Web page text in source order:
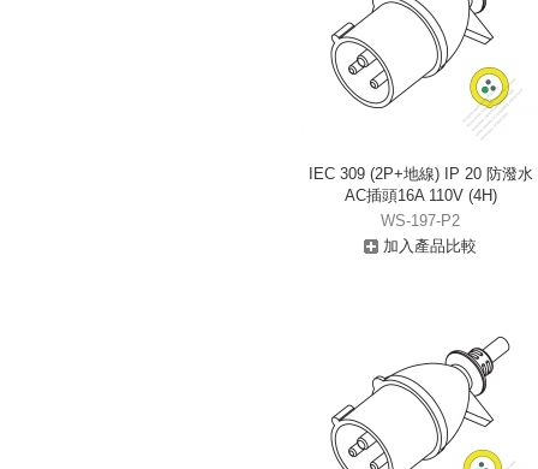
IEC 309 (2P+地線) IP 20 防潑水
AC插頭16A 110V (4H)
WS-197-P2
加入產品比較